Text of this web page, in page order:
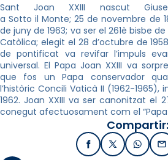
Sant Joan XXIII nascut
a Sotto il Monte; 25 de novembre de
de juny de 1963; va ser el 261è bisbe de
Catòlica; elegit el 28 d’octubre de
de pontificat va revifar l’impuls
universal. El Papa Joan XXIII va
que fos un Papa conservador
l’històric Concili Vaticà II (1962-1965),
1962. Joan XXIII va ser canonitzat el
conegut afectuosament com el “Papa
Compartir:
FacebookX / Twitter